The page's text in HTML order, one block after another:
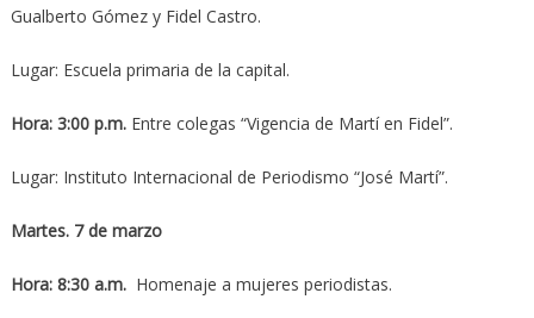
Gualberto Gómez y Fidel Castro.
Lugar: Escuela primaria de la capital.
Hora: 3:00 p.m. Entre colegas “Vigencia de Martí en Fidel”.
Lugar: Instituto Internacional de Periodismo “José Martí”.
Martes. 7 de marzo
Hora: 8:30 a.m.Homenaje a mujeres periodistas.